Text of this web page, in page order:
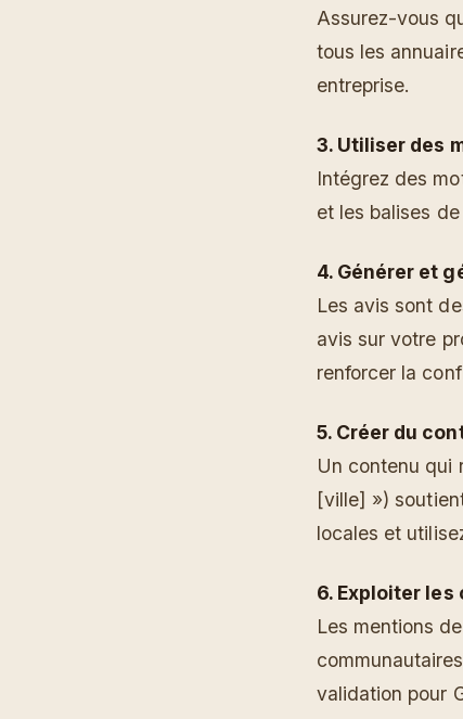
Assurez-vous
tous les
entreprise.
3. Utiliser des
Intégrez des
et les balises
4. Générer et
Les avis sont
avis sur votre
renforcer la
5. Créer du
Un contenu qui
[ville] »)
locales et
6. Exploiter
Les mentions
validation pour